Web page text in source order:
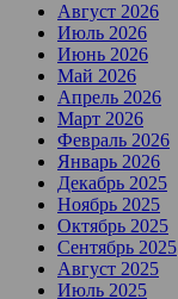
Август 2026
Июль 2026
Июнь 2026
Май 2026
Апрель 2026
Март 2026
Февраль 2026
Январь 2026
Декабрь 2025
Ноябрь 2025
Октябрь 2025
Сентябрь 2025
Август 2025
Июль 2025